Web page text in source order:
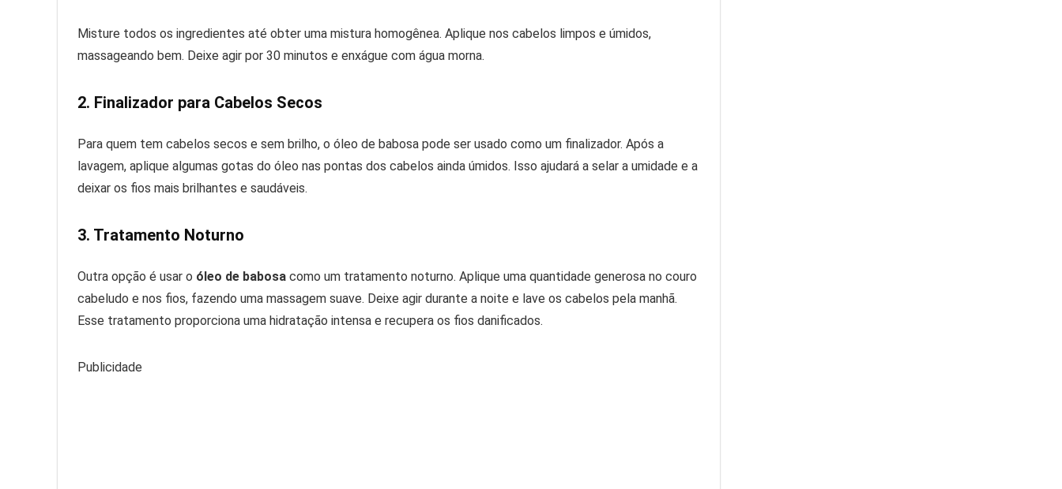
Misture todos os ingredientes até obter uma mistura homogênea. Aplique nos cabelos limpos e úmidos,
massageando bem. Deixe agir por 30 minutos e enxágue com água morna.
2. Finalizador para Cabelos Secos
Para quem tem cabelos secos e sem brilho, o óleo de babosa pode ser usado como um finalizador. Após a
lavagem, aplique algumas gotas do óleo nas pontas dos cabelos ainda úmidos. Isso ajudará a selar a umidade e a
deixar os fios mais brilhantes e saudáveis.
3. Tratamento Noturno
Outra opção é usar o óleo de babosa como um tratamento noturno. Aplique uma quantidade generosa no couro
cabeludo e nos fios, fazendo uma massagem suave. Deixe agir durante a noite e lave os cabelos pela manhã.
Esse tratamento proporciona uma hidratação intensa e recupera os fios danificados.
Publicidade